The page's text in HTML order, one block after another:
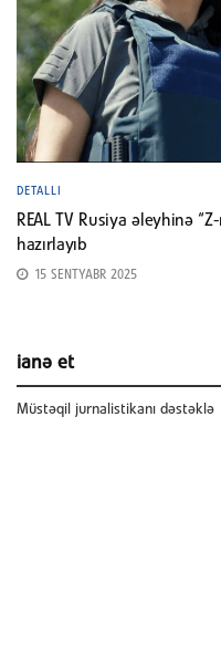
DETALLI
REAL TV Rusiya əleyhinə
hazırlayıb
15 SENTYABR 2025
ianə et
Müstəqil jurnalistikanı dəstəklə